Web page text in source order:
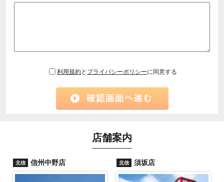
利用規約と プライバシーポリシーに同意する
店舗案内
北信 信州中野店 北信 須坂店